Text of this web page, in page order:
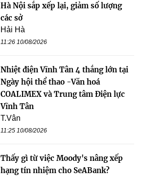
Hà Nội sắp xếp lại, giảm số lượng
các sở
Hải Hà
11:26 10/08/2026
Nhiệt điện Vĩnh Tân 4 thắng lớn tại
Ngày hội thể thao -Văn hoá
COALIMEX và Trung tâm Điện lực
Vĩnh Tân
T.Vân
11:25 10/08/2026
Thấy gì từ việc Moody's nâng xếp
hạng tín nhiệm cho SeABank?